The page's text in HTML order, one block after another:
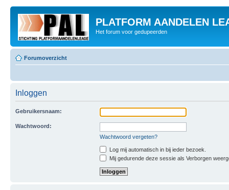
PLATFORM AANDELEN
Het forum voor gedupeerden
Forumoverzicht
Inloggen
Gebruikersnaam:
Wachtwoord:
Wachtwoord vergeten?
Log mij automatisch in bij ieder bezoek.
Mij gedurende deze sessie als Verborgen